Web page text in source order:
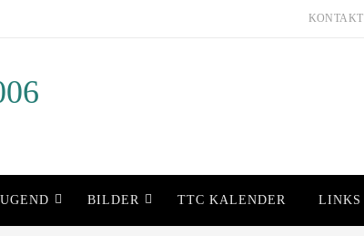
KONTAKT
BILDER TTC KALENDER LINKS